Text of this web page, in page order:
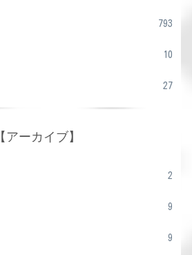
793
10
27
【アーカイブ】
2
9
9